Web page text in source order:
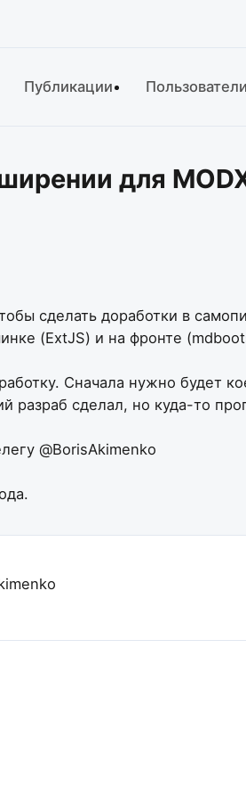
Публикации Пользователи
для
сделать доработки в
(ExtJS) и на фронте
Сначала нужно будет
разраб сделал, но куда-то
@BorisAkimenko